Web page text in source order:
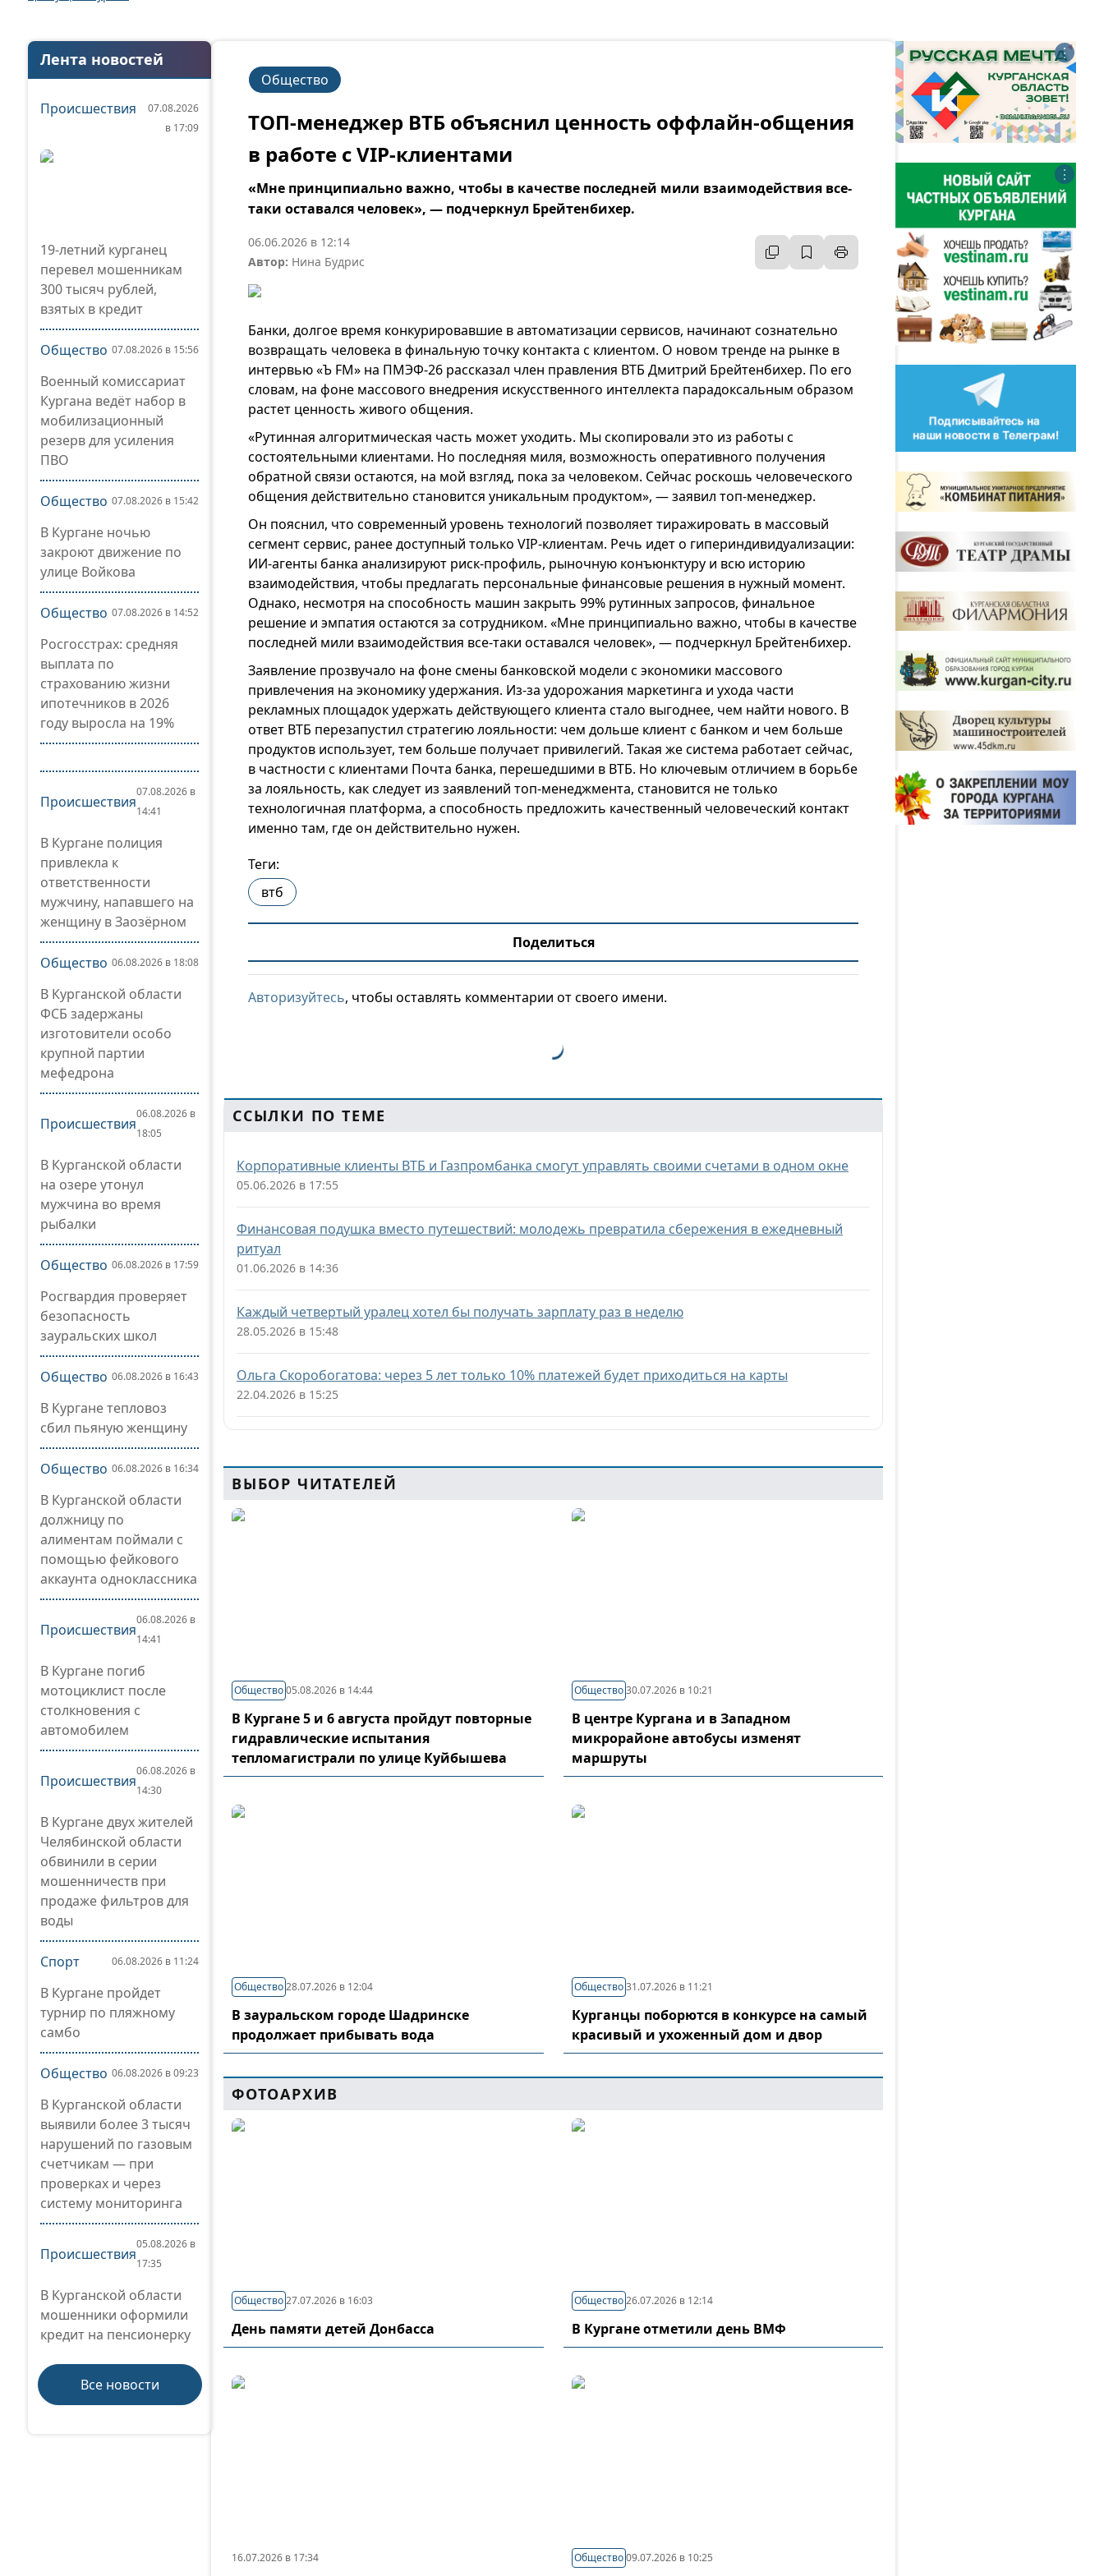
Лента новостей
Происшествия
07.08.2026
в 17:09
19-летний курганец
перевел мошенникам
300 тысяч рублей,
взятых в кредит
Общество 07.08.2026 в 15:56
Военный комиссариат
Кургана ведёт набор в
мобилизационный
резерв для усиления
ПВО
Общество 07.08.2026 в 15:42
В Кургане ночью
закроют движение по
улице Войкова
Общество 07.08.2026 в 14:52
Росгосстрах: средняя
выплата по
страхованию жизни
ипотечников в 2026
году выросла на 19%
Происшествия
07.08.2026 в
14:41
В Кургане полиция
привлекла к
ответственности
мужчину, напавшего на
женщину в Заозёрном
Общество 06.08.2026 в 18:08
В Курганской области
ФСБ задержаны
изготовители особо
крупной партии
мефедрона
Происшествия
06.08.2026 в
18:05
В Курганской области
на озере утонул
мужчина во время
рыбалки
Общество 06.08.2026 в 17:59
Росгвардия проверяет
безопасность
зауральских школ
Общество 06.08.2026 в 16:43
В Кургане тепловоз
сбил пьяную женщину
Общество 06.08.2026 в 16:34
В Курганской области
должницу по
алиментам поймали с
помощью фейкового
аккаунта одноклассника
Происшествия
06.08.2026 в
14:41
В Кургане погиб
мотоциклист после
столкновения с
автомобилем
Происшествия
06.08.2026 в
14:30
В Кургане двух жителей
Челябинской области
обвинили в серии
мошенничеств при
продаже фильтров для
воды
Спорт 06.08.2026 в 11:24
В Кургане пройдет
турнир по пляжному
самбо
Общество 06.08.2026 в 09:23
В Курганской области
выявили более 3 тысяч
нарушений по газовым
счетчикам — при
проверках и через
систему мониторинга
Происшествия
05.08.2026 в
17:35
В Курганской области
мошенники оформили
кредит на пенсионерку
Все новости
Общество
ТОП-менеджер ВТБ объяснил ценность оффлайн-общения
в работе с VIP-клиентами
«Мне принципиально важно, чтобы в качестве последней мили взаимодействия все-
таки оставался человек», — подчеркнул Брейтенбихер.
06.06.2026 в 12:14
Автор: Нина Будрис
Банки, долгое время конкурировавшие в автоматизации сервисов, начинают сознательно
возвращать человека в финальную точку контакта с клиентом. О новом тренде на рынке в
интервью «Ъ FM» на ПМЭФ-26 рассказал член правления ВТБ Дмитрий Брейтенбихер. По его
словам, на фоне массового внедрения искусственного интеллекта парадоксальным образом
растет ценность живого общения.
«Рутинная алгоритмическая часть может уходить. Мы скопировали это из работы с
состоятельными клиентами. Но последняя миля, возможность оперативного получения
обратной связи остаются, на мой взгляд, пока за человеком. Сейчас роскошь человеческого
общения действительно становится уникальным продуктом», — заявил топ-менеджер.
Он пояснил, что современный уровень технологий позволяет тиражировать в массовый
сегмент сервис, ранее доступный только VIP-клиентам. Речь идет о гипериндивидуализации:
ИИ-агенты банка анализируют риск-профиль, рыночную конъюнктуру и всю историю
взаимодействия, чтобы предлагать персональные финансовые решения в нужный момент.
Однако, несмотря на способность машин закрыть 99% рутинных запросов, финальное
решение и эмпатия остаются за сотрудником. «Мне принципиально важно, чтобы в качестве
последней мили взаимодействия все-таки оставался человек», — подчеркнул Брейтенбихер.
Заявление прозвучало на фоне смены банковской модели с экономики массового
привлечения на экономику удержания. Из-за удорожания маркетинга и ухода части
рекламных площадок удержать действующего клиента стало выгоднее, чем найти нового. В
ответ ВТБ перезапустил стратегию лояльности: чем дольше клиент с банком и чем больше
продуктов использует, тем больше получает привилегий. Такая же система работает сейчас,
в частности с клиентами Почта банка, перешедшими в ВТБ. Но ключевым отличием в борьбе
за лояльность, как следует из заявлений топ-менеджмента, становится не только
технологичная платформа, а способность предложить качественный человеческий контакт
именно там, где он действительно нужен.
Теги:
втб
Поделиться
Авторизуйтесь, чтобы оставлять комментарии от своего имени.
ССЫЛКИ ПО ТЕМЕ
Корпоративные клиенты ВТБ и Газпромбанка смогут управлять своими счетами в одном окне
05.06.2026 в 17:55
Финансовая подушка вместо путешествий: молодежь превратила сбережения в ежедневный
ритуал
01.06.2026 в 14:36
Каждый четвертый уралец хотел бы получать зарплату раз в неделю
28.05.2026 в 15:48
Ольга Скоробогатова: через 5 лет только 10% платежей будет приходиться на карты
22.04.2026 в 15:25
ВЫБОР ЧИТАТЕЛЕЙ
Общество05.08.2026 в 14:44
В Кургане 5 и 6 августа пройдут повторные
гидравлические испытания
тепломагистрали по улице Куйбышева
Общество 30.07.2026 в 10:21
В центре Кургана и в Западном
микрорайоне автобусы изменят
маршруты
Общество28.07.2026 в 12:04
В зауральском городе Шадринске
продолжает прибывать вода
Общество 31.07.2026 в 11:21
Курганцы поборются в конкурсе на самый
красивый и ухоженный дом и двор
ФОТОАРХИВ
Общество27.07.2026 в 16:03
День памяти детей Донбасса
Общество 26.07.2026 в 12:14
В Кургане отметили день ВМФ
16.07.2026 в 17:34 Общество 09.07.2026 в 10:25
⋮
⋮